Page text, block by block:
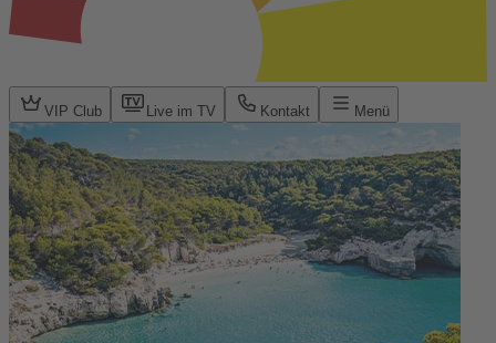
VIP Club Live im TV Kontakt Menü